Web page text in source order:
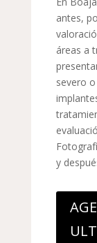
antes,
áreas a
severo
y